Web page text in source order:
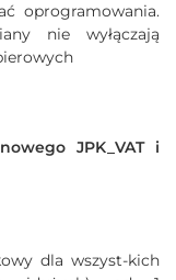
oprogramowania.
nie wyłączają
JPK_VAT i
dla wszyst-kich